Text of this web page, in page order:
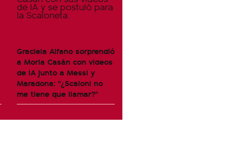
Graciela Alfano sorprendió
a Moria Casán con videos
de IA junto a Messi y
Maradona: "¿Scaloni no
me tiene que llamar?"